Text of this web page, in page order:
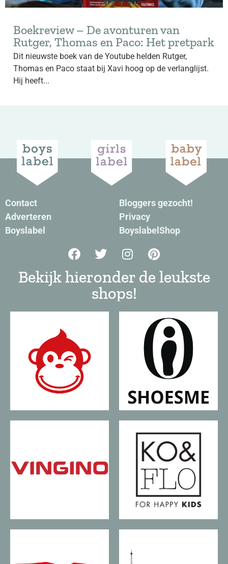
Boekreview – De avonturen van
Rutger, Thomas en Paco: Het pretpark
Dit nieuwste boek van de Youtube helden Rutger,
Thomas en Paco staat bij Xavi hoog op de verlanglijst.
Hij heeft...
Contact
Adverteren
Boyslabel
Bloggers gezocht!
Privacy
BoyslabelShop
Bekijk hieronder de leukste
shops!